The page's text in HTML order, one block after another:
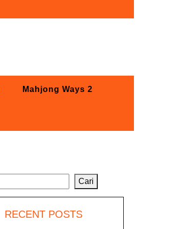
Mahjong Ways 2
Cari
RECENT POSTS